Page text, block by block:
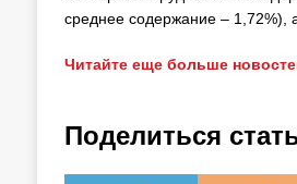
среднее содержание – 1,72%),
Читайте еще больше
Поделиться